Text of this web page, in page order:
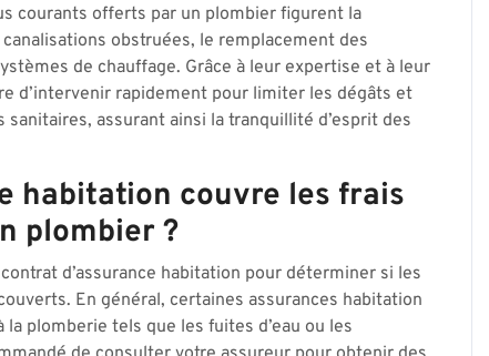
courants offerts par un plombier figurent la
obstruées, le remplacement des
de chauffage. Grâce à leur expertise et à leur
d’intervenir rapidement pour limiter les dégâts et
assurant ainsi la tranquillité d’esprit des
habitation couvre les frais
plombier ?
d’assurance habitation pour déterminer si les
En général, certaines assurances habitation
plomberie tels que les fuites d’eau ou les